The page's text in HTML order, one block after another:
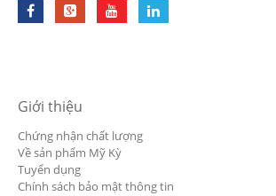
Giới thiệu
Chứng nhận chất lượng
Về sản phẩm Mỹ Kỳ
Tuyển dụng
Chính sách bảo mật thông tin